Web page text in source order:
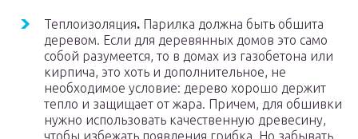
Теплоизоляция. Парилка должна быть обшита
деревом. Если для деревянных домов это само
собой разумеется, то в домах из газобетона или
кирпича, это хоть и дополнительное, не
необходимое условие: дерево хорошо держит
тепло и защищает от жара. Причем, для обшивки
нужно использовать качественную древесину,
чтобы избежать появления грибка. Но забывать